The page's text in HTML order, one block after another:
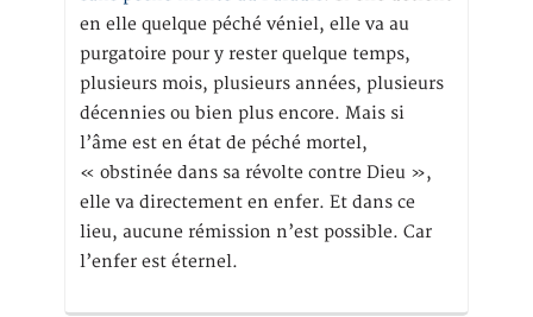
en elle quelque péché véniel, elle va au
purgatoire pour y rester quelque temps,
plusieurs mois, plusieurs années, plusieurs
décennies ou bien plus encore. Mais si
l’âme est en état de péché mortel,
« obstinée dans sa révolte contre Dieu »,
elle va directement en enfer. Et dans ce
lieu, aucune rémission n’est possible. Car
l’enfer est éternel.